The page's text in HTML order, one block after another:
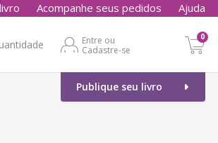
Acompanhe seus pedidos Ajuda
Entre ou
Cadastre-se
0
Publique seu livro